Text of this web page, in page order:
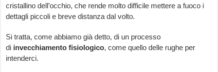
cristallino dell’occhio, che rende molto difficile mettere a fuoco i
dettagli piccoli e breve distanza dal volto.
Si tratta, come abbiamo già detto, di un processo
di invecchiamento fisiologico, come quello delle rughe per
intenderci.